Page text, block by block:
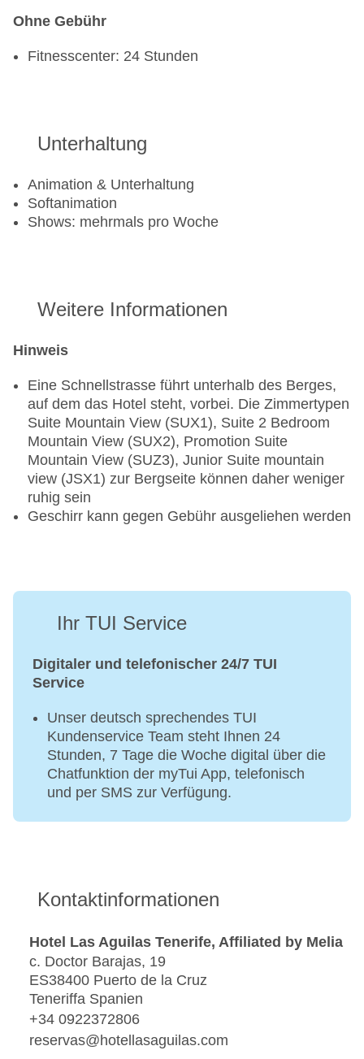
Ohne Gebühr
Fitnesscenter: 24 Stunden
Unterhaltung
Animation & Unterhaltung
Softanimation
Shows: mehrmals pro Woche
Weitere Informationen
Hinweis
Eine Schnellstrasse führt unterhalb des Berges,
auf dem das Hotel steht, vorbei. Die Zimmertypen
Suite Mountain View (SUX1), Suite 2 Bedroom
Mountain View (SUX2), Promotion Suite
Mountain View (SUZ3), Junior Suite mountain
view (JSX1) zur Bergseite können daher weniger
ruhig sein
Geschirr kann gegen Gebühr ausgeliehen werden
Ihr TUI Service
Digitaler und telefonischer 24/7 TUI
Service
Unser deutsch sprechendes TUI
Kundenservice Team steht Ihnen 24
Stunden, 7 Tage die Woche digital über die
Chatfunktion der myTui App, telefonisch
und per SMS zur Verfügung.
Kontaktinformationen
Hotel Las Aguilas Tenerife, Affiliated by Melia
c. Doctor Barajas, 19
ES38400 Puerto de la Cruz
Teneriffa Spanien
+34 0922372806
reservas@hotellasaguilas.com